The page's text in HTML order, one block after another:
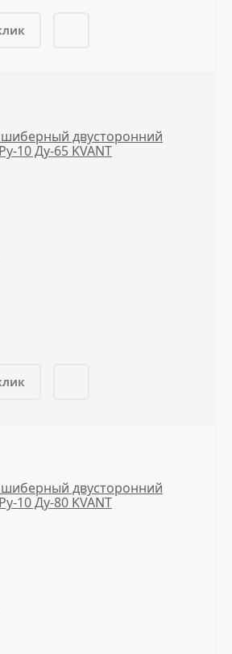
шиберный двусторонний
10 Ду-65 KVANT
шиберный двусторонний
10 Ду-80 KVANT